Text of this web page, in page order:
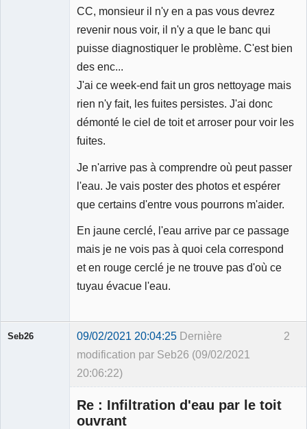
CC, monsieur il n'y en a pas vous devrez
revenir nous voir, il n'y a que le banc qui
puisse diagnostiquer le problème. C'est bien
des enc...
J'ai ce week-end fait un gros nettoyage mais
rien n'y fait, les fuites persistes. J'ai donc
démonté le ciel de toit et arroser pour voir les
fuites.
Je n'arrive pas à comprendre où peut passer
l'eau. Je vais poster des photos et espérer
que certains d'entre vous pourrons m'aider.
En jaune cerclé, l'eau arrive par ce passage
mais je ne vois pas à quoi cela correspond
et en rouge cerclé je ne trouve pas d'où ce
tuyau évacue l'eau.
2
Seb26 09/02/2021 20:04:25 Dernière
modification par Seb26 (09/02/2021
20:06:22)
Re : Infiltration d'eau par le toit
ouvrant